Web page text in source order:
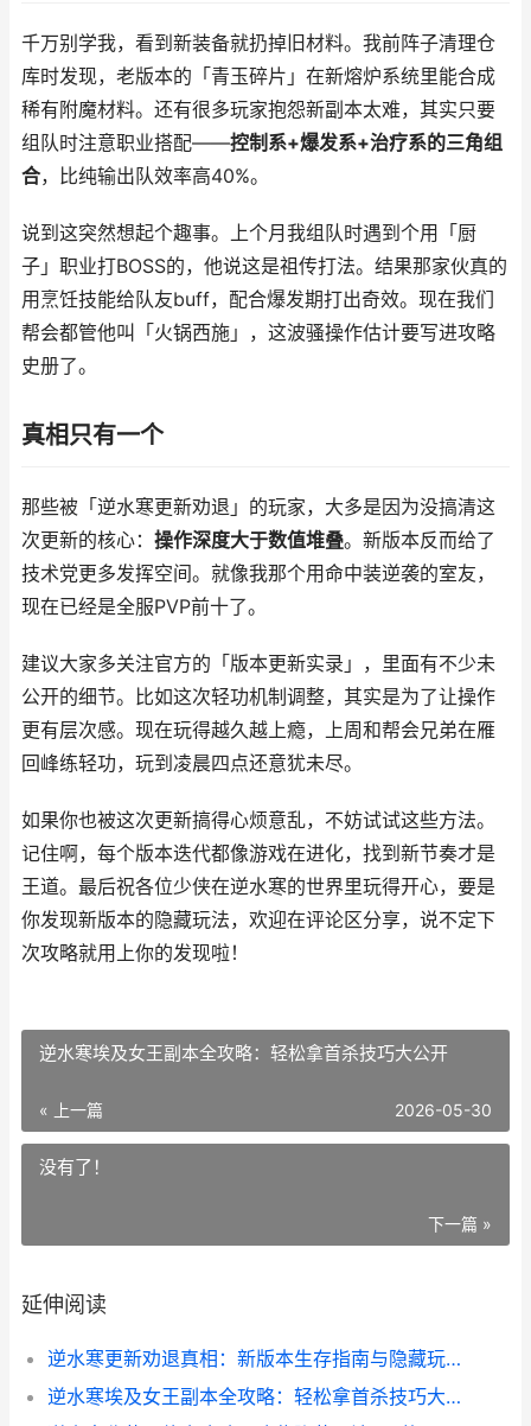
千万别学我，看到新装备就扔掉旧材料。我前阵子清理仓
库时发现，老版本的「青玉碎片」在新熔炉系统里能合成
稀有附魔材料。还有很多玩家抱怨新副本太难，其实只要
组队时注意职业搭配——控制系+爆发系+治疗系的三角组
合，比纯输出队效率高40%。
说到这突然想起个趣事。上个月我组队时遇到个用「厨
子」职业打BOSS的，他说这是祖传打法。结果那家伙真的
用烹饪技能给队友buff，配合爆发期打出奇效。现在我们
帮会都管他叫「火锅西施」，这波骚操作估计要写进攻略
史册了。
真相只有一个
那些被「逆水寒更新劝退」的玩家，大多是因为没搞清这
次更新的核心： 操作深度大于数值堆叠。新版本反而给了
技术党更多发挥空间。就像我那个用命中装逆袭的室友，
现在已经是全服PVP前十了。
建议大家多关注官方的「版本更新实录」，里面有不少未
公开的细节。比如这次轻功机制调整，其实是为了让操作
更有层次感。现在玩得越久越上瘾，上周和帮会兄弟在雁
回峰练轻功，玩到凌晨四点还意犹未尽。
如果你也被这次更新搞得心烦意乱，不妨试试这些方法。
记住啊，每个版本迭代都像游戏在进化，找到新节奏才是
王道。最后祝各位少侠在逆水寒的世界里玩得开心，要是
你发现新版本的隐藏玩法，欢迎在评论区分享，说不定下
次攻略就用上你的发现啦！
逆水寒埃及女王副本全攻略：轻松拿首杀技巧大公开
« 上一篇 2026-05-30
没有了！
下一篇 »
延伸阅读
逆水寒更新劝退真相：新版本生存指南与隐藏玩法大揭秘
逆水寒埃及女王副本全攻略：轻松拿首杀技巧大公开